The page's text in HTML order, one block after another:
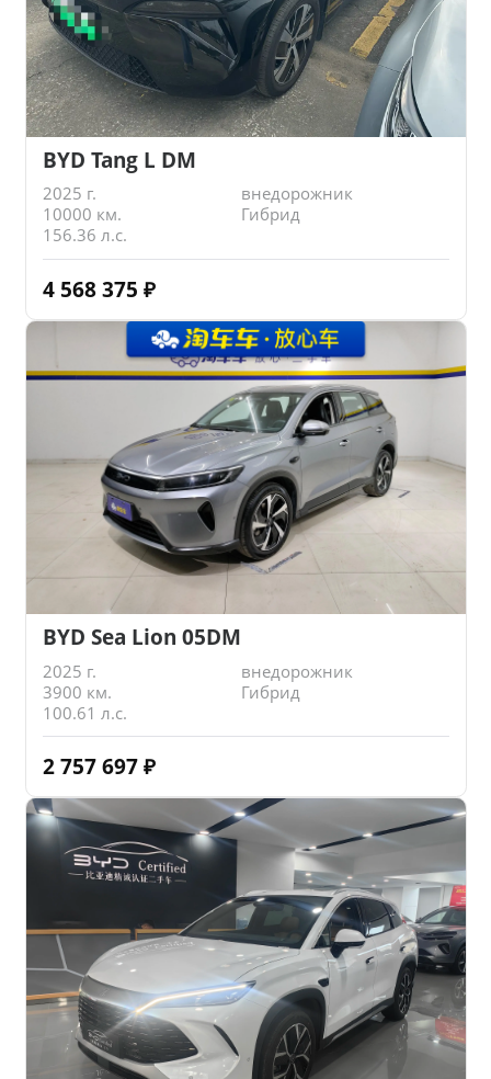
BYD Tang L DM
2025 г.
внедорожник
10000 км.
Гибрид
156.36 л.с.
4 568 375 ₽
BYD Sea Lion 05DM
2025 г.
внедорожник
3900 км.
Гибрид
100.61 л.с.
2 757 697 ₽